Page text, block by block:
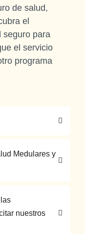
de salud,
el
seguro para
el servicio
programa
Medulares y
nuestros